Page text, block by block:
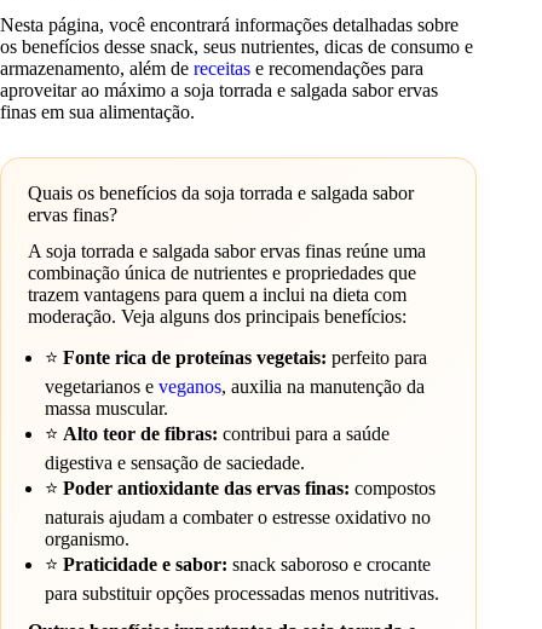
Nesta página, você encontrará informações detalhadas sobre
os benefícios desse snack, seus nutrientes, dicas de consumo e
armazenamento, além de receitas e recomendações para
aproveitar ao máximo a soja torrada e salgada sabor ervas
finas em sua alimentação.
Quais os benefícios da soja torrada e salgada sabor
ervas finas?
A soja torrada e salgada sabor ervas finas reúne uma
combinação única de nutrientes e propriedades que
trazem vantagens para quem a inclui na dieta com
moderação. Veja alguns dos principais benefícios:
⭐Fonte rica de proteínas vegetais: perfeito para
vegetarianos eveganos, auxilia na manutenção da
massa muscular.
⭐ Alto teor de fibras: contribui para a saúde
digestiva e sensação de saciedade.
⭐Poder antioxidante das ervas finas: compostos
naturais ajudam a combater o estresse oxidativo no
organismo.
⭐Praticidade e sabor: snack saboroso e crocante
para substituir opções processadas menos nutritivas.